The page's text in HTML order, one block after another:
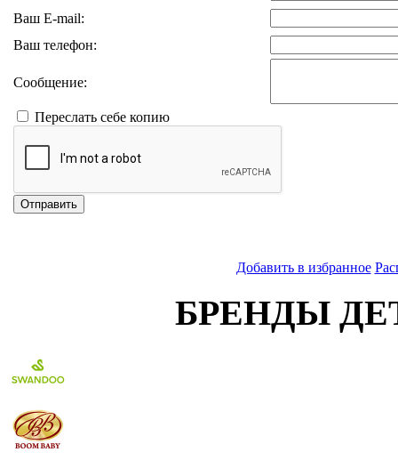
Ваш E-mail:
Ваш телефон:
Сообщение:
Переслать себе копию
Отправить
Добавить в избранное
БРЕНДЫ